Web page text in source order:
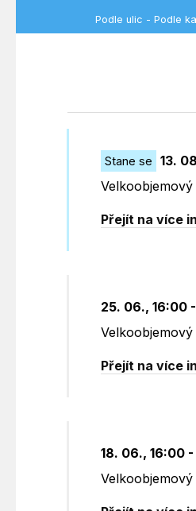
Podle ulic - Podle
Stane se 13.
Přejít na více
25. 06., 16:00
Přejít na více
18. 06., 16:00